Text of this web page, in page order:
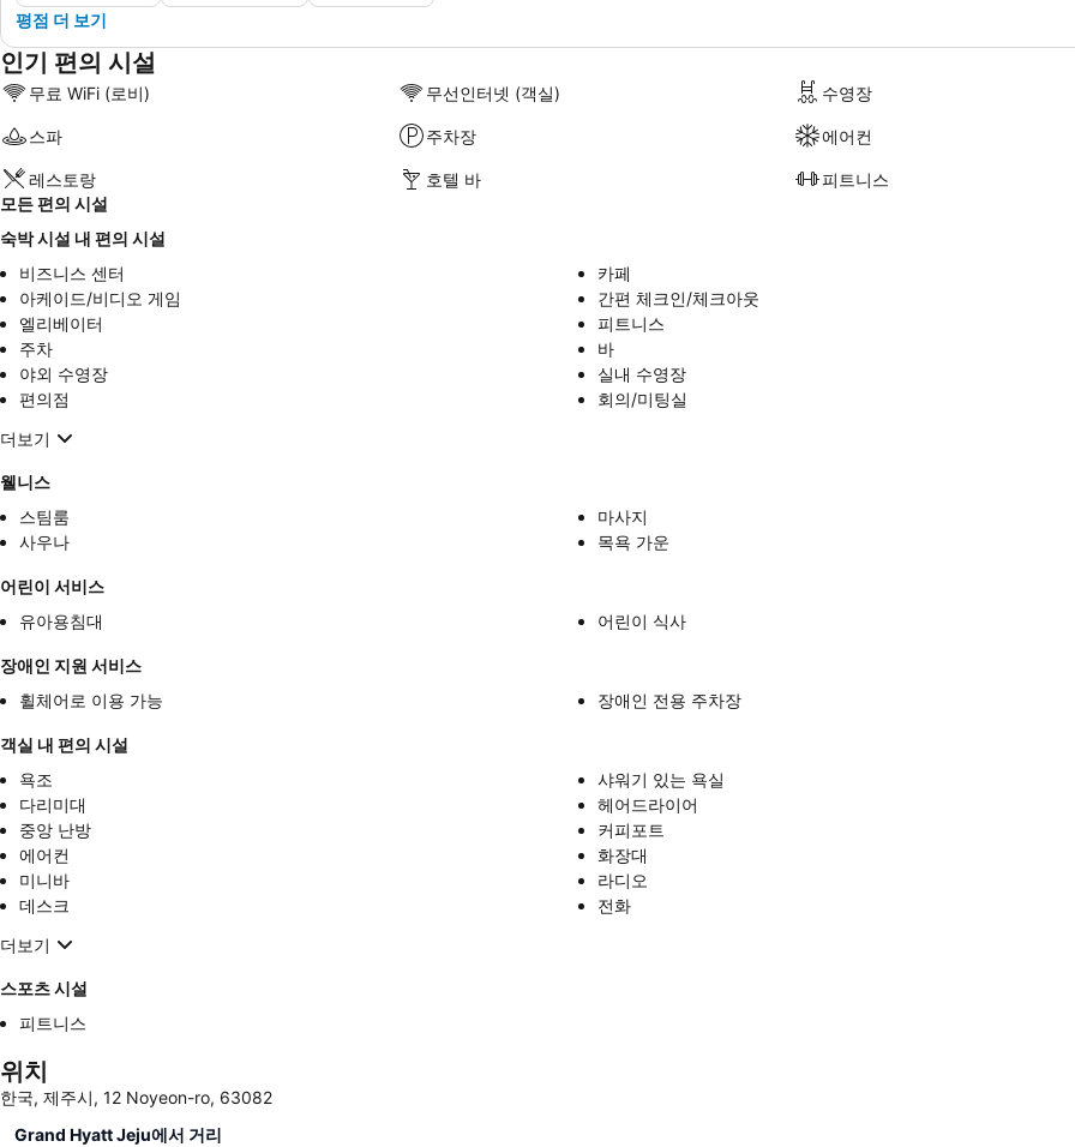
평점 더 보기
인기 편의 시설
무료 WiFi (로비) 무선인터넷 (객실) 수영장
스파 주차장 에어컨
레스토랑 호텔 바
피트니스
모든 편의 시설
숙박 시설 내 편의 시설
비즈니스 센터
카페
아케이드/비디오 게임
간편 체크인/체크아웃
엘리베이터
피트니스
주차
바
야외 수영장
실내 수영장
편의점
회의/미팅실
더보기
웰니스
스팀룸
마사지
사우나
목욕 가운
어린이 서비스
유아용침대
어린이 식사
장애인 지원 서비스
휠체어로 이용 가능
장애인 전용 주차장
객실 내 편의 시설
욕조
샤워기 있는 욕실
다리미대
헤어드라이어
중앙 난방
커피포트
에어컨
화장대
미니바
라디오
데스크
전화
더보기
스포츠 시설
피트니스
위치
한국, 제주시, 12 Noyeon-ro, 63082
Grand Hyatt Jeju에서 거리